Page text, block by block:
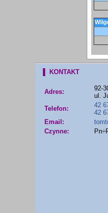
▌ KONTAKT
Adres:
92-
ul.
Telefon:
42
42
Email:
Czynne: